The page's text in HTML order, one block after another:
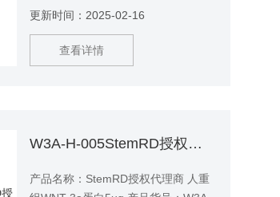
更新时间：2025-02-16
查看详情
W3A-H-005StemRD授权代理商 人重组WNT-3a蛋白5ug
产品名称：StemRD授权代理商 人重